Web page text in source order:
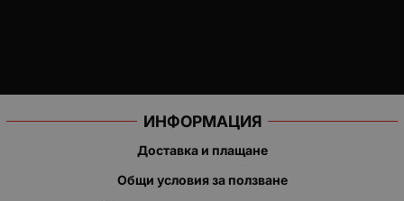
ИНФОРМАЦИЯ
Доставка и плащане
Общи условия за ползване